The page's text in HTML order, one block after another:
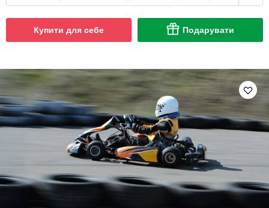
Купити для себе Подарувати